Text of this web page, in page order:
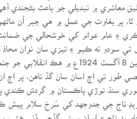
معاشري ۾ تبديلي جو باعث بڻجندي
ٿا، پر بغاوت جي عمل ۾ هي جبر اُن
۽ عام عوام کي خوشحالي جي ضمانت
سودو نه ڪيو ۽ تيزي سان نوان محاذ
انقلابي مقصدن کي پورهيت تائين پهچائيندي هڪ سوشلسٽ تبديلي لاءِ هن طبقي کي متحرڪ ڪندا
تي اڄ اسان سان گڏ ناهن، پر اڄ
پوري سنڌ توڙي پاڪستان ۾ گردش ڪندي
سمجهجي ڪامريڊ تاج جي جدوجهد کي سُرخ سلام
تاج ۽ اسان سڀني گڏجي ڏٺي هئي،